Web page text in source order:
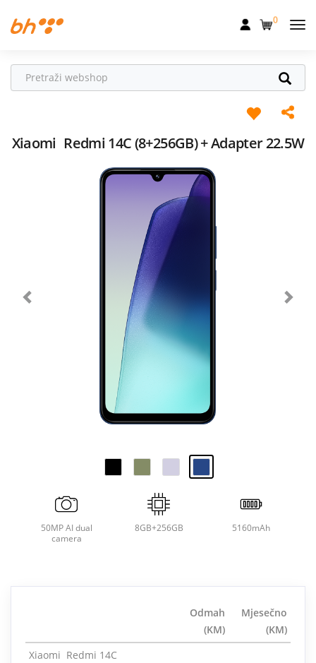
Fiksna
Televizija
0
Xiaomi Redmi 14C (8+256GB) + Adapter 22.5W
50MP AI dual
camera
8GB+256GB 5160mAh
Odmah
(KM)
Mjesečno
(KM)
Xiaomi Redmi 14C